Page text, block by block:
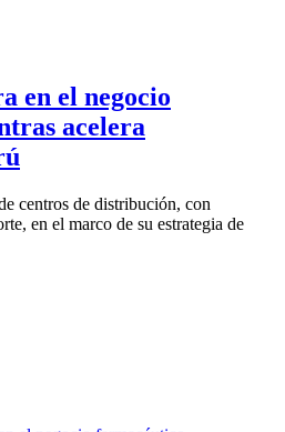
en el negocio
acelera
centros de distribución, con
en el marco de su estrategia de